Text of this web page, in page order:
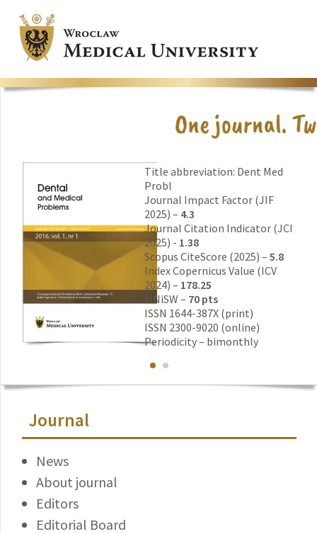
Title abbreviation: Dent Med
Probl
Journal Impact Factor (JIF
2025) – 4.3
Journal Citation Indicator (JCI
2025) - 1.38
Scopus CiteScore (2025) – 5.8
Index Copernicus Value (ICV
2024) – 178.25
MNiSW – 70 pts
ISSN 1644-387X (print)
ISSN 2300-9020 (online)
Periodicity – bimonthly
Journal
News
About journal
Editors
Editorial Board